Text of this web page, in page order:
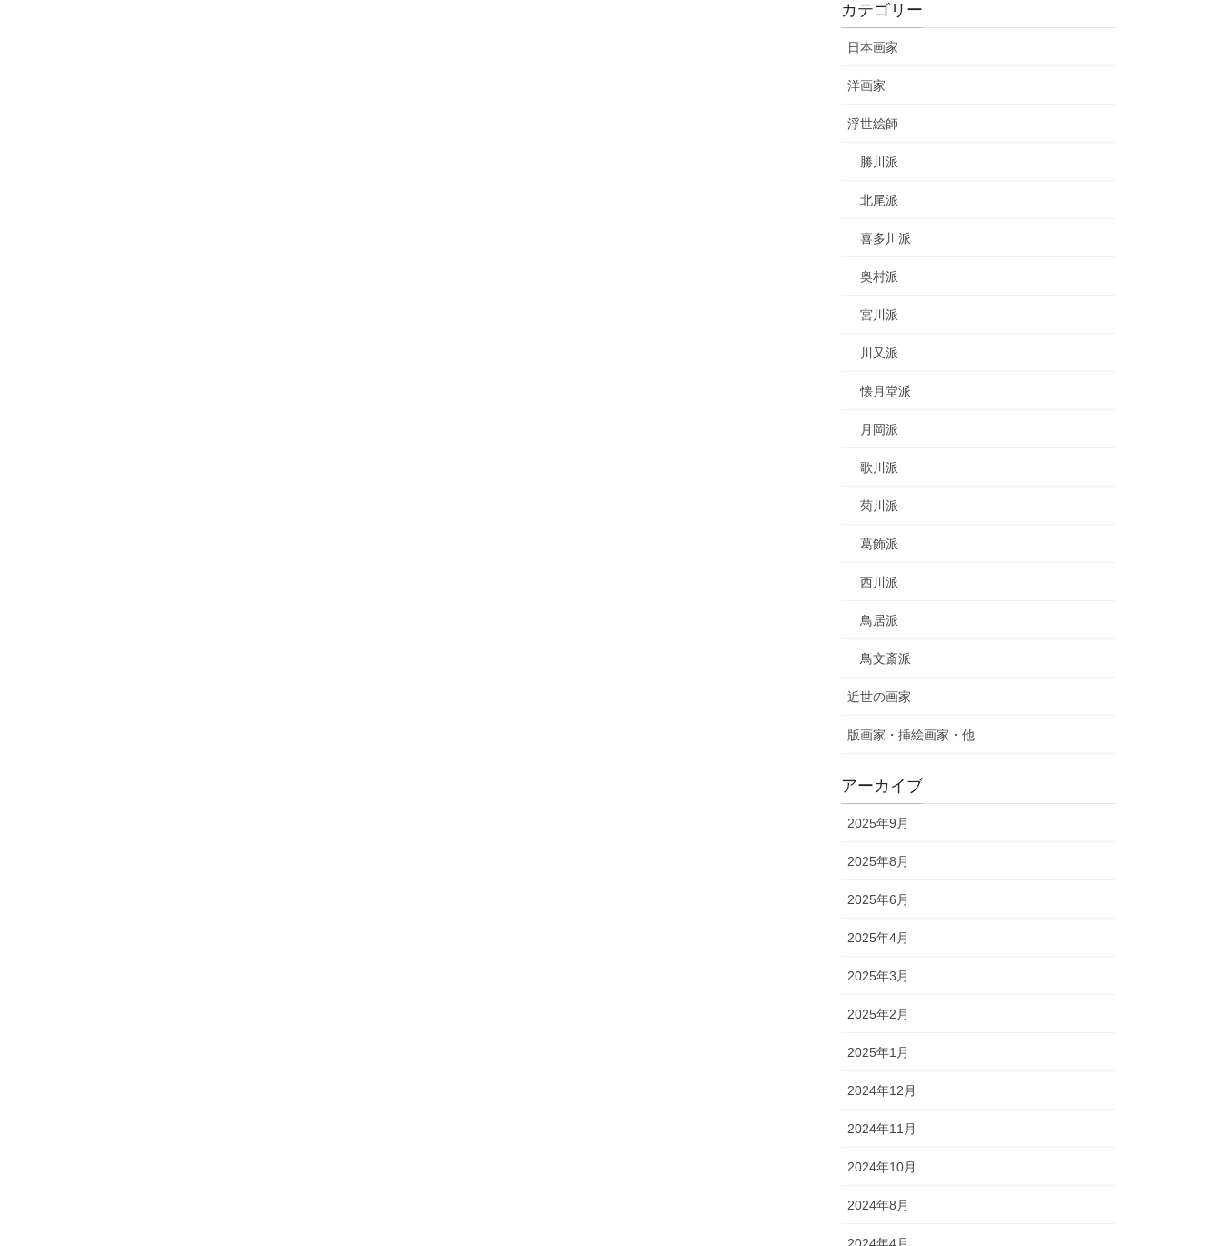
カテゴリー
日本画家
洋画家
浮世絵師
勝川派
北尾派
喜多川派
奥村派
宮川派
川又派
懐月堂派
月岡派
歌川派
菊川派
葛飾派
西川派
鳥居派
鳥文斎派
近世の画家
版画家・挿絵画家・他
アーカイブ
2025年9月
2025年8月
2025年6月
2025年4月
2025年3月
2025年2月
2025年1月
2024年12月
2024年11月
2024年10月
2024年8月